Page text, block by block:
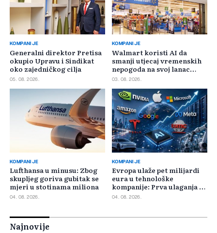
KOMPANIJE
Generalni direktor Pretisa
okupio Upravu i Sindikat
oko zajedničkog cilja
05. 08. 2026.
KOMPANIJE
Walmart koristi AI da
smanji utjecaj vremenskih
nepogoda na svoj lanac
snabdijevanja
03. 08. 2026.
KOMPANIJE
Lufthansa u minusu: Zbog
skupljeg goriva gubitak se
mjeri u stotinama miliona
04. 08. 2026.
KOMPANIJE
Evropa ulaže pet milijardi
eura u tehnološke
kompanije: Prva ulaganja na
jesen
04. 08. 2026.
Najnovije